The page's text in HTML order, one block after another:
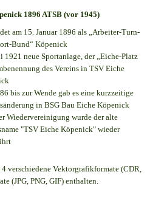
1896 ATSB (vor 1945)
am 15. Januar 1896 als „Arbeiter-Turn-
Bund“ Köpenick
1921 neue Sportanlage, der „Eiche-Platz
des Vereins in TSV Eiche
bis zur Wende gab es eine kurzzeitige
in BSG Bau Eiche Köpenick
Wiedervereinigung wurde der alte
"TSV Eiche Köpenick" wieder
verschiedene Vektorgrafikformate (CDR,
(JPG, PNG, GIF) enthalten.